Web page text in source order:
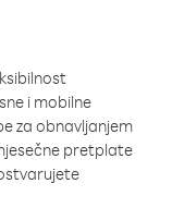
i mobilne
za obnavljanjem
pretplate